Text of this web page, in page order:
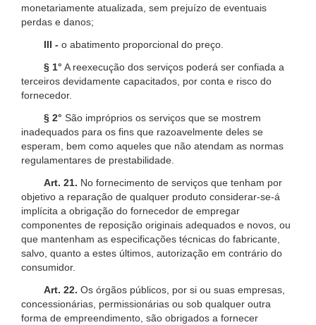
monetariamente atualizada, sem prejuízo de eventuais
perdas e danos;
III - o abatimento proporcional do preço.
§ 1° A reexecução dos serviços poderá ser confiada a
terceiros devidamente capacitados, por conta e risco do
fornecedor.
§ 2° São impróprios os serviços que se mostrem
inadequados para os fins que razoavelmente deles se
esperam, bem como aqueles que não atendam as normas
regulamentares de prestabilidade.
Art. 21. No fornecimento de serviços que tenham por
objetivo a reparação de qualquer produto considerar-se-á
implícita a obrigação do fornecedor de empregar
componentes de reposição originais adequados e novos, ou
que mantenham as especificações técnicas do fabricante,
salvo, quanto a estes últimos, autorização em contrário do
consumidor.
Art. 22. Os órgãos públicos, por si ou suas empresas,
concessionárias, permissionárias ou sob qualquer outra
forma de empreendimento, são obrigados a fornecer